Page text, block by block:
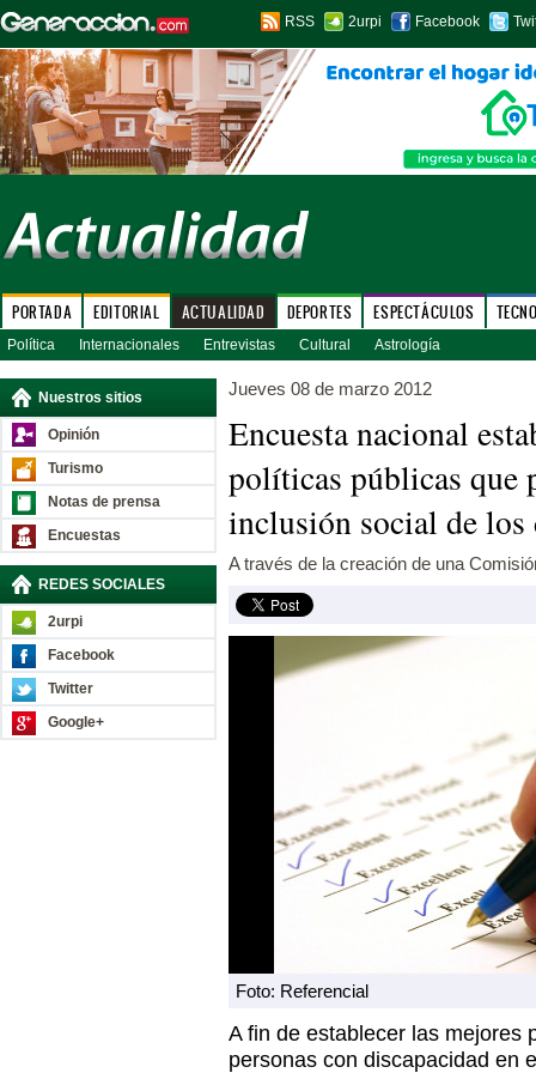
RSS 2urpi Facebook
PORTADA EDITORIAL ACTUALIDAD DEPORTES ESPECTÁCULOS
Política Internacionales Entrevistas Cultural Astrología
Nuestros sitios
Opinión
Turismo
Notas de prensa
Encuestas
REDES SOCIALES
2urpi
Facebook
Twitter
Google+
Jueves 08 de marzo 2012
Encuesta nacional
políticas públicas que
inclusión social de los
A través de la creación de una
Foto: Referencial
A fin de establecer las mejores
personas con discapacidad en